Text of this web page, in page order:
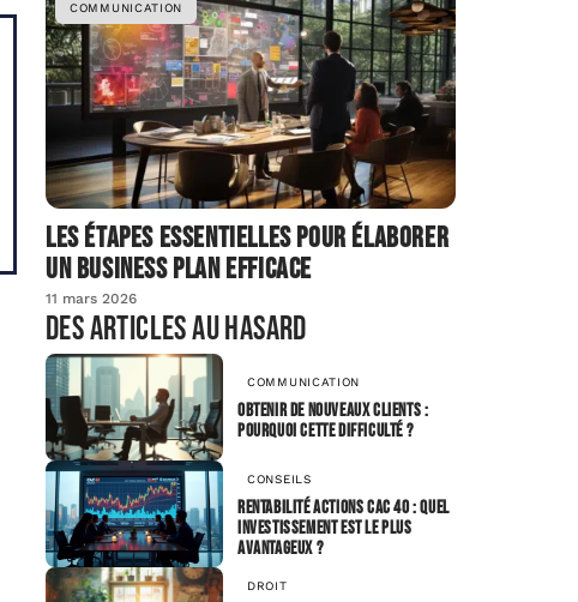
COMMUNICATION
Les étapes essentielles pour élaborer
un business plan efficace
11 mars 2026
Des articles au hasard
COMMUNICATION
Obtenir de nouveaux clients :
pourquoi cette difficulté ?
CONSEILS
Rentabilité actions CAC 40 : quel
investissement est le plus
avantageux ?
DROIT